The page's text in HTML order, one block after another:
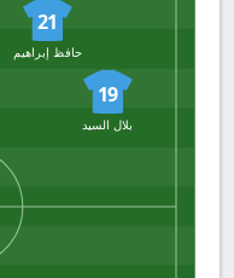
21
حافظ إبراهيم
19
بلال السيد